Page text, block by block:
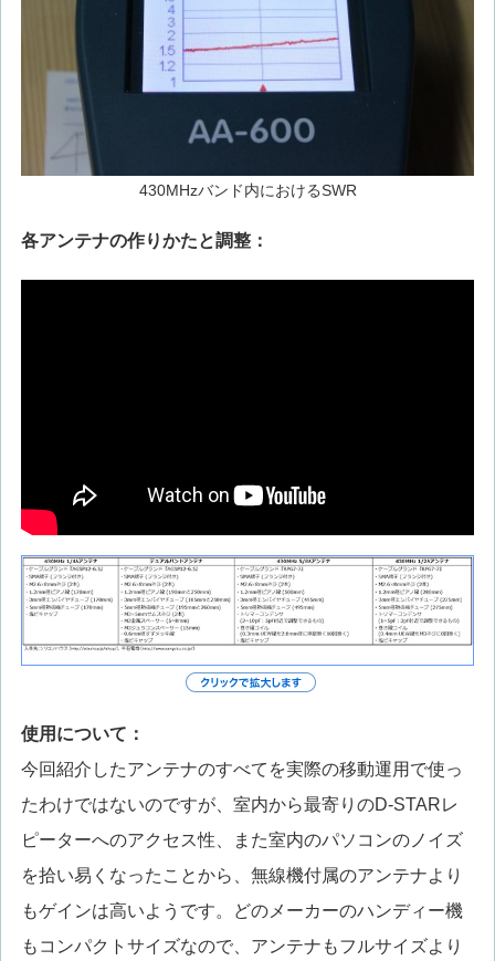
430MHzバンド内におけるSWR
各アンテナの作りかたと調整：
使用について：
今回紹介したアンテナのすべてを実際の移動運用で使っ
たわけではないのですが、室内から最寄りのD-STARレ
ピーターへのアクセス性、また室内のパソコンのノイズ
を拾い易くなったことから、無線機付属のアンテナより
もゲインは高いようです。どのメーカーのハンディー機
もコンパクトサイズなので、アンテナもフルサイズより